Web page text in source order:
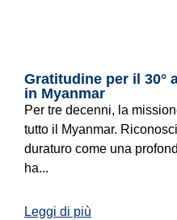
Gratitudine per il 30°
in Myanmar
Per tre decenni, la
tutto il Myanmar.
duraturo come una
ha...
Leggi di più